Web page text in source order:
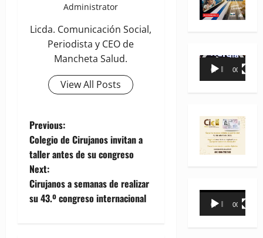
Administrator
Licda. Comunicación Social,
Periodista y CEO de
Mancheta Salud.
View All Posts
P
o
s
t
Previous:
Colegio de Cirujanos invitan a
taller antes de su congreso
Next:
Cirujanos a semanas de realizar
su 43.º congreso internacional
Reproductor
00:00 00:35
Reproductor
00:00 00:31